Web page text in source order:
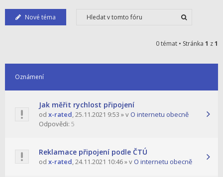
Nové téma
0 témat • Stránka 1 z1
Oznámení
Jak měřit rychlost připojení
od x-rated,25.11.2021 9:53 » v O internetu obecně
Odpovědi: 5
Reklamace připojení podle ČTÚ
od x-rated,24.11.2021 10:46» v O internetu obecně